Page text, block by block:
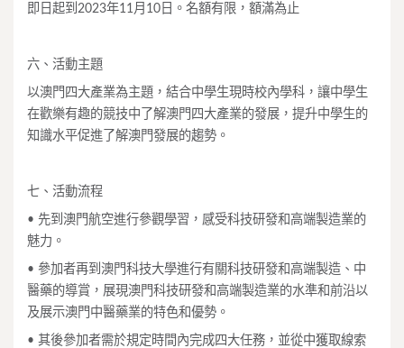
即日起到2023年11月10日。名額有限，額滿為止
六、活動主題
以澳門四大產業為主題，結合中學生現時校內學科，讓中學生
在歡樂有趣的競技中了解澳門四大產業的發展，提升中學生的
知識水平促進了解澳門發展的趨勢。
七、活動流程
• 先到澳門航空進行參觀學習，感受科技研發和高端製造業的
魅力。
• 參加者再到澳門科技大學進行有關科技研發和高端製造、中
醫藥的導賞，展現澳門科技研發和高端製造業的水準和前沿以
及展示澳門中醫藥業的特色和優勢。
• 其後參加者需於規定時間內完成四大任務，並從中獲取線索